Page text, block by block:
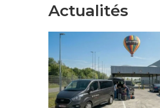
Actualités